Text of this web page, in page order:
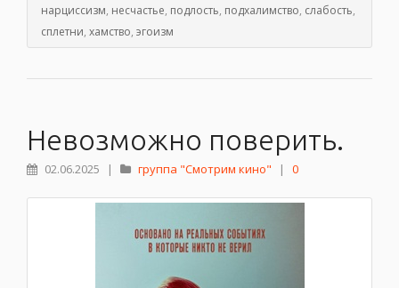
нарциссизм, несчастье, подлость, подхалимство, слабость,
сплетни, хамство, эгоизм
Невозможно поверить.
02.06.2025 | группа "Смотрим кино" | 0